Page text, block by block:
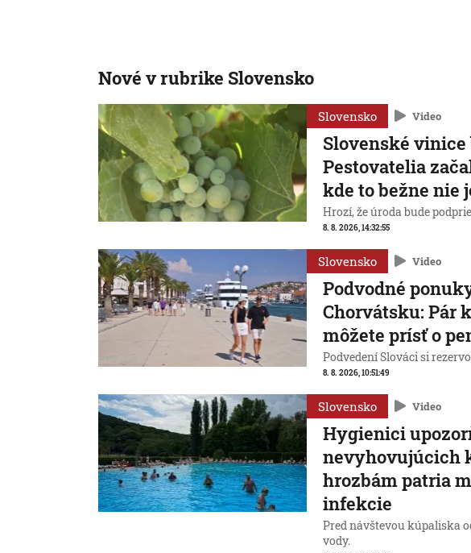
Nové v rubrike Slovensko
Slovensko Video
Slovenské
Pestovatelia
kde to bežne nie
Hrozí, že úroda bude
8. 8. 2026, 14:32:55
Slovensko Video
Podvodné
Chorvátsku: Pár
môžete prísť o
Podvedení Slováci si
8. 8. 2026, 10:51:49
Slovensko Video
Hygienici
nevyhovujúcich
hrozbám patria
infekcie
Pred návštevou kúpaliska
vody.